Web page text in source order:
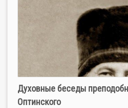
Духовные беседы
Оптинского